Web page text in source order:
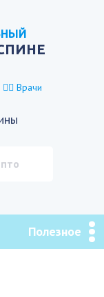
👨‍⚕️ Врачи
Полезное